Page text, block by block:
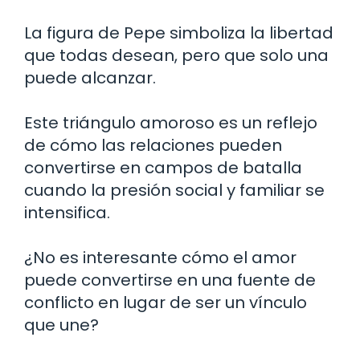
La figura de Pepe simboliza la libertad
que todas desean, pero que solo una
puede alcanzar.
Este triángulo amoroso es un reflejo
de cómo las relaciones pueden
convertirse en campos de batalla
cuando la presión social y familiar se
intensifica.
¿No es interesante cómo el amor
puede convertirse en una fuente de
conflicto en lugar de ser un vínculo
que une?